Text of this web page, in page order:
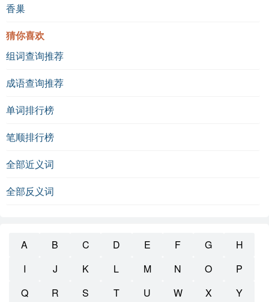
香巢
猜你喜欢
组词查询推荐
成语查询推荐
单词排行榜
笔顺排行榜
全部近义词
全部反义词
A B C D E F G
H
I
J K L M N O
P
Q
R S T U W X Y